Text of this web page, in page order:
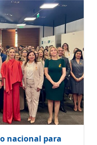
nacional para